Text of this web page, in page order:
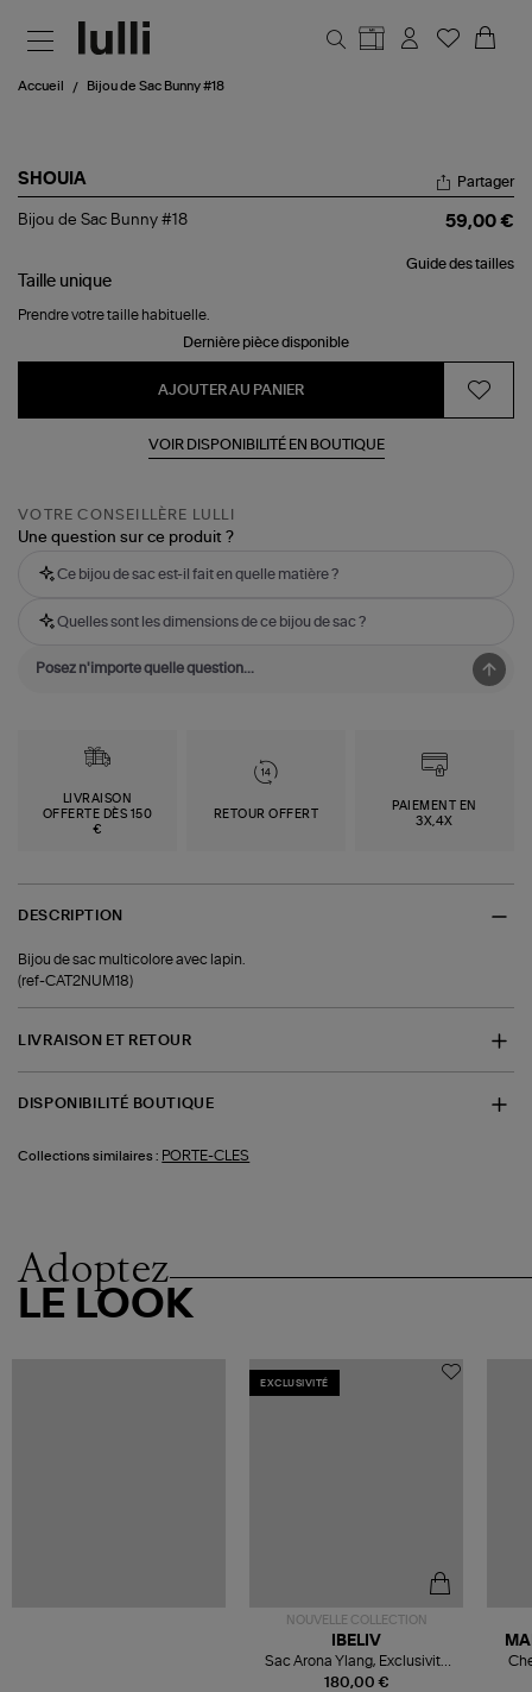
Accueil Bijou de Sac Bunny #18
SHOUIA
Bijou
Bunny
#18
Partager
Bijou de Sac Bunny #18 59,00 €
Guide des tailles
Taille unique
Prendre votre taille habituelle.
Dernière pièce disponible
AJOUTER AU PANIER
VOIR DISPONIBILITÉ EN BOUTIQUE
VOTRE CONSEILLÈRE LULLI
Une question sur ce produit ?
Ce bijou de sac est-il fait en quelle matière ?
Quelles sont les dimensions de ce bijou de sac ?
LIVRAISON
OFFERTE DÈS 150
€
RETOUR OFFERT
PAIEMENT EN
3X,4X
DESCRIPTION
Bijou de sac multicolore avec lapin.
(ref-CAT2NUM18)
LIVRAISON ET RETOUR
DISPONIBILITÉ BOUTIQUE
Collections similaires : PORTE-CLES
Adoptez
LE LOOK
EXCLUSIVITÉ
NOUVELLE COLLECTION
180,00 €
IBELIV
Sac Arona Ylang, Exclusivité
Lulli